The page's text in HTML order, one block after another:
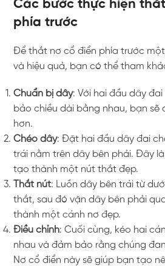
Các bước thực hiện
phía trước
Để thắt nơ cổ điển phía trước
và hiệu quả, bạn có thể tham
Chuẩn bị dây: Với hai đầu dây
bảo chiều dài bằng nhau, bạn
hơn.
Chéo dây: Đặt hai đầu dây đai
trái nằm trên dây bên phải. Đây
tạo thành một nút thắt đẹp.
Thắt nút: Luồn dây bên trái từ
thắt, sau đó vặn dây bên phải
thành một cánh nơ đẹp.
Điều chỉnh: Cuối cùng, kéo hai
nhau và đảm bảo rằng chúng
Nơ cổ điển này sẽ giúp bạn tạo